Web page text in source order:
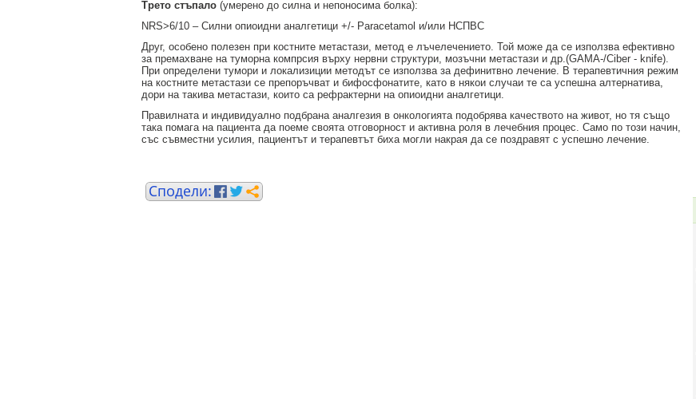
Трето стъпало (умерено до силна и непоносима болка):
NRS>6/10 – Силни опиоидни аналгетици +/- Paracetamol и/или НСПВС
Друг, особено полезен при костните метастази, метод е лъчелечението. Той може да се използва ефективно
за премахване на туморна компрсия върху нервни структури, мозъчни метастази и др.(GAMA-/Ciber - knife).
При определени тумори и локализиции методът се използва за дефинитвно лечение. В терапевтичния режим
на костните метастази се препоръчват и бифосфонатите, като в някои случаи те са успешна алтернатива,
дори на такива метастази, които са рефрактерни на опиоидни аналгетици.
Правилната и индивидуално подбрана аналгезия в онкологията подобрява качеството на живот, но тя също
така помага на пациента да поеме своята отговорност и активна роля в лечебния процес. Само по този начин,
със съвместни усилия, пациентът и терапевтът биха могли накрая да се поздравят с успешно лечение.